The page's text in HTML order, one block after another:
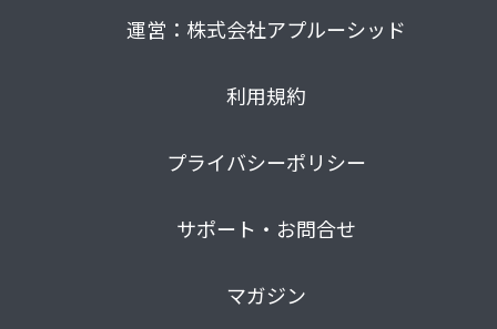
運営：株式会社アプルーシッド
利用規約
プライバシーポリシー
サポート・お問合せ
マガジン